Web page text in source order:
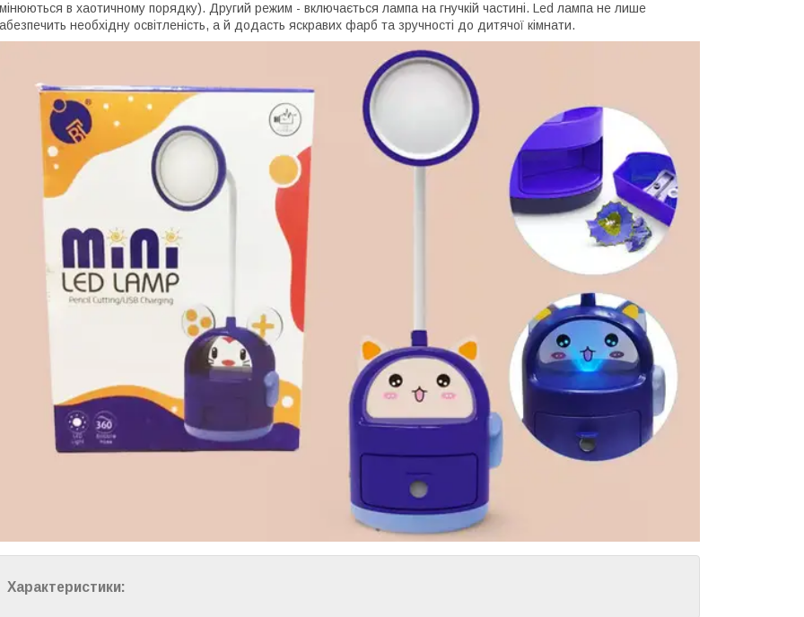
в хаотичному порядку). Другий режим - включається лампа на гнучкій частині. Led лампа не лише
необхідну освітленість, а й додасть яскравих фарб та зручності до дитячої кімнати.
Характеристики: